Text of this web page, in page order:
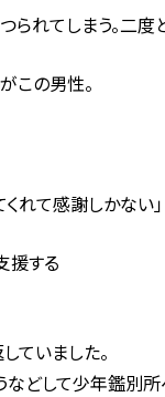
れてしまう。二度
この男性。
れて感謝しかない」
援する
ていました。
どして少年鑑別所